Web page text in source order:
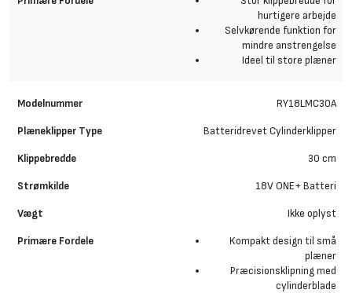
hurtigere arbejde
Selvkørende funktion for
mindre anstrengelse
Ideel til store plæner
RY18LMC30A
Batteridrevet Cylinderklipper
30 cm
18V ONE+ Batteri
Ikke oplyst
Kompakt design til små
plæner
Præcisionsklipning med
cylinderblade